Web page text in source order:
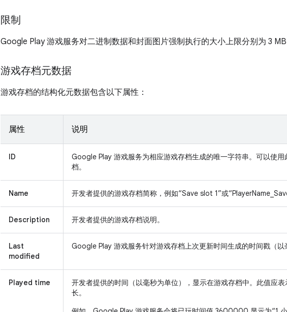
限制
Google Play 游戏服务对二进制数据和封面图片强制执行的大小上限分别为 3 MB
游戏存档元数据
游戏存档的结构化元数据包含以下属性：
属性 说明
ID
Google Play 游戏服务为相应游戏存档生成的唯一字符串。可以使
档。
Name 开发者提供的游戏存档简称，例如“Save slot 1”或
Description 开发者提供的游戏存档说明。
Last
modified
Google Play 游戏服务针对游戏存档上次更新时间生成的时间戳（以
Played time
开发者提供的时间（以毫秒为单位），显示在游戏存档中。此值应
长。